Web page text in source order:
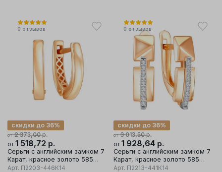
0 отзывов
от 2 373,00р.
скидки до 36%
от 1 518,72 р.
Серьги с английским замком 7
Карат, красное золото 585
проба
Арт. П2203-446К14
0 отзывов
от 3 013,50р.
скидки до 36%
от 1 928,64 р.
Серьги с английским замком 7
Карат, красное золото 585
проба, вставка фианит
Арт. П2213-441К14